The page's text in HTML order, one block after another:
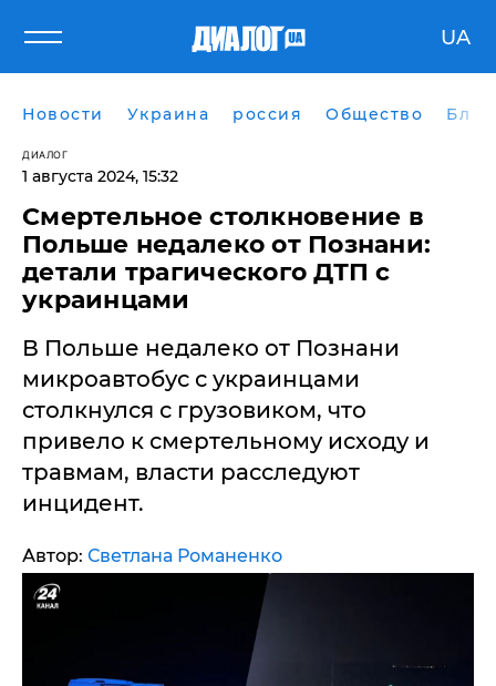
UA
Новости Украина россия Общество
ДИАЛОГ
1 августа 2024, 15:32
Смертельное столкновение в
Польше недалеко от Познани:
детали трагического ДТП с
украинцами
В Польше недалеко от Познани
микроавтобус с украинцами
столкнулся с грузовиком, что
привело к смертельному исходу и
травмам, власти расследуют
инцидент.
Автор: Светлана Романенко